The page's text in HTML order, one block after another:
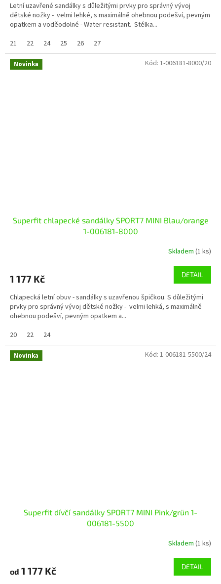
Letní uzavřené sandálky s důležitými prvky pro správný vývoj
dětské nožky - velmi lehké, s maximálně ohebnou podešví, pevným
opatkem a voděodolné - Water resistant. Stélka...
21
22 24 25 26 27
Novinka
Superfit chlapecké sandálky SPORT7 MINI Blau/orange
1-006181-8000
Skladem (1 ks)
1 177 Kč DETAIL
Chlapecká letní obuv - sandálky s uzavřenou špičkou. S důležitými
prvky pro správný vývoj dětské nožky - velmi lehká, s maximálně
ohebnou podešví, pevným opatkem a...
20
22 24
Kód: 1-006181-8000/20
Novinka
Superfit dívčí sandálky SPORT7 MINI Pink/grün 1-
006181-5500
Skladem (1 ks)
od 1 177 Kč DETAIL
Kód: 1-006181-5500/24